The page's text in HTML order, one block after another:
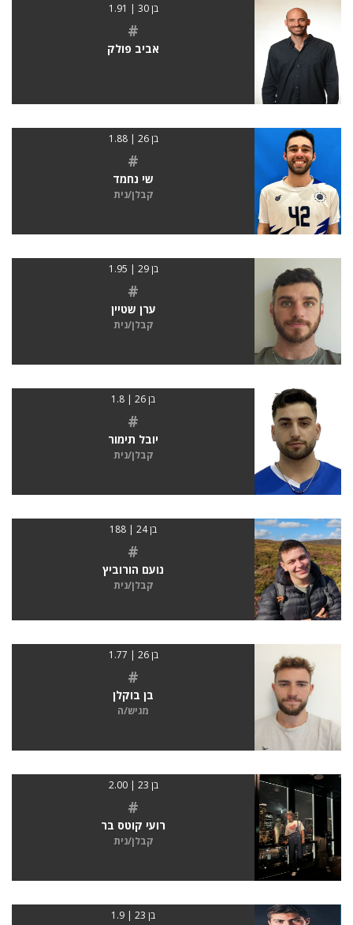
בן 30 | 1.91
#
אביב פולק
בן 26 | 1.88
#
שי נחמד
קבלן/נית
בן 29 | 1.95
#
ערן שטיין
קבלן/נית
בן 26 | 1.8
#
יובל תימור
קבלן/נית
בן 24 | 188
#
נועם הורוביץ
קבלן/נית
בן 26 | 1.77
#
בן בוקלן
מגיש/ה
בן 23 | 2.00
#
רועי קוטס בר
קבלן/נית
בן 23 | 1.9